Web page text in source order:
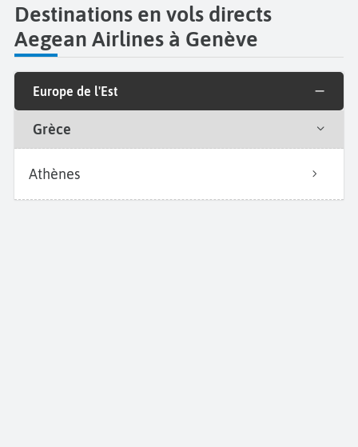
Destinations en vols directs
Aegean Airlines à Genève
Europe de l'Est
Grèce
Athènes